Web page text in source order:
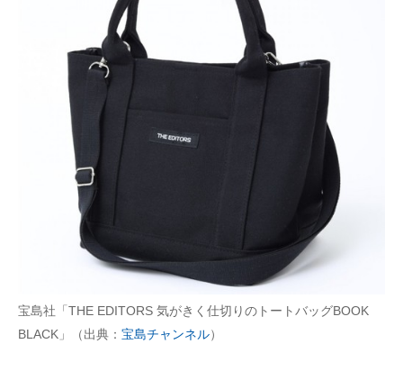
注目記事を集めた総合ページ
ITの今と未来を見通す
スマホと通信の最新トレンド
進化するPCとデバイスの未来
好きが集まる 比べて選べる
ビジネスと働き方のヒント
AI活用のいまが分かる
宝島社「THE EDITORS 気がきく仕切りのトートバッグBOOK
BLACK」（出典： 宝島チャンネル）